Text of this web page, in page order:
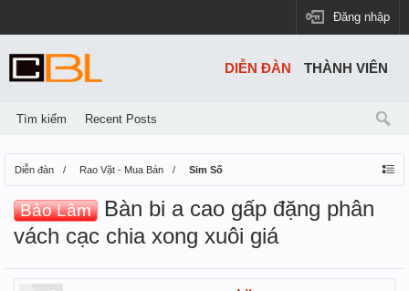
Đăng nhập
Diễn đàn Rao Vặt - Mua Bán Sim Số
Bảo Lâm
Bàn bi a cao gấp đặng phân
vách cạc chia xong xuôi giá
DIỄN ĐÀN
Tìm kiếm Recent Posts
THÀNH VIÊN